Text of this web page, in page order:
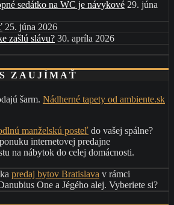
sedátko na WC je návykové 29. júna
25. júna 2026
zašlú slávu? 30. apríla 2026
ZAUJÍMAŤ
šarm. Nádherné tapety od ambiente.sk
manželskú posteľ do vašej spálne?
internetovej predajne
na nábytok do celej domácnosti.
predaj bytov Bratislava v rámci
One a Jégého alej. Vyberiete si?